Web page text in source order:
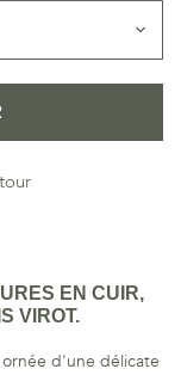
EN CUIR,
VIROT.
d'une délicate